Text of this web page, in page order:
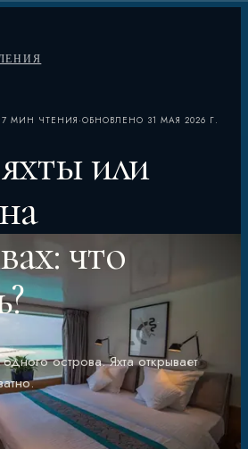
7 МИН ЧТЕНИЯ ·ОБНОВЛЕНО 31 МАЯ 2026 Г.
или
что
острова. Яхта открывает